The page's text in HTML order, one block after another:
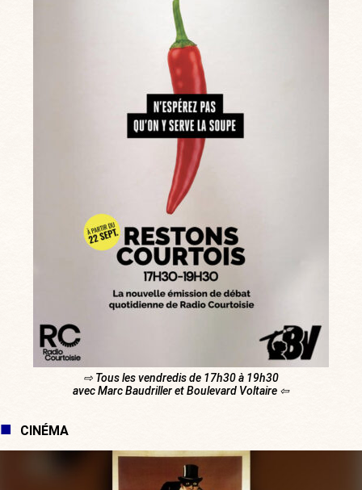
⇨ Tous les vendredis de 17h30 à 19h30
avec Marc Baudriller et Boulevard Voltaire ⇦
CINÉMA